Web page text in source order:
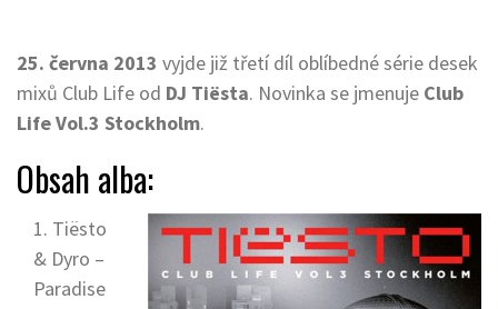
25. června 2013 vyjde již třetí díl oblíbedné série desek
mixů Club Life od DJ Tiësta. Novinka se jmenuje Club
Life Vol.3 Stockholm.
Obsah alba:
Tiësto
& Dyro –
Paradise